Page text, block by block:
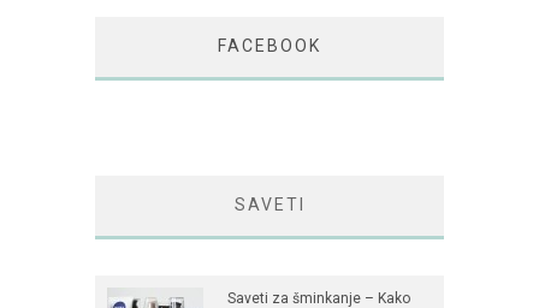
FACEBOOK
SAVETI
Saveti za šminkanje – Kako